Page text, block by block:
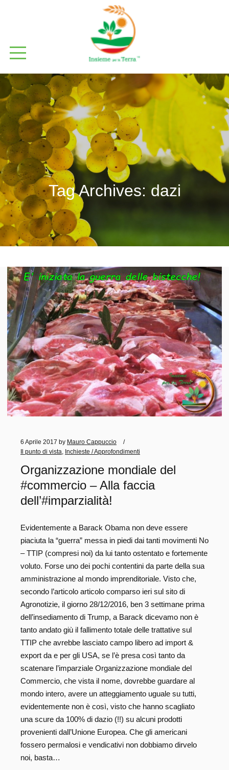
Tag Archives: dazi
6 Aprile 2017 by Mauro Cappuccio
Il punto di vista
Inchieste / Approfondimenti
Organizzazione mondiale del
#commercio – Alla faccia
dell’#imparzialità!
Evidentemente a Barack Obama non deve essere
piaciuta la “guerra” messa in piedi dai tanti movimenti No
– TTIP (compresi noi) da lui tanto ostentato e fortemente
voluto. Forse uno dei pochi contentini da parte della sua
amministrazione al mondo imprenditoriale. Visto che,
secondo l’articolo articolo comparso ieri sul sito di
Agronotizie, il giorno 28/12/2016, ben 3 settimane prima
dell’insediamento di Trump, a Barack dicevamo non è
tanto andato giù il fallimento totale delle trattative sul
TTIP che avrebbe lasciato campo libero ad import &
export da e per gli USA, se l’è presa così tanto da
scatenare l’imparziale Organizzazione mondiale del
Commercio, che vista il nome, dovrebbe guardare al
mondo intero, avere un atteggiamento uguale su tutti,
evidentemente non è così, visto che hanno scagliato
una scure da 100% di dazio (!!) su alcuni prodotti
provenienti dall’Unione Europea. Che gli americani
fossero permalosi e vendicativi non dobbiamo dirvelo
noi, basta…